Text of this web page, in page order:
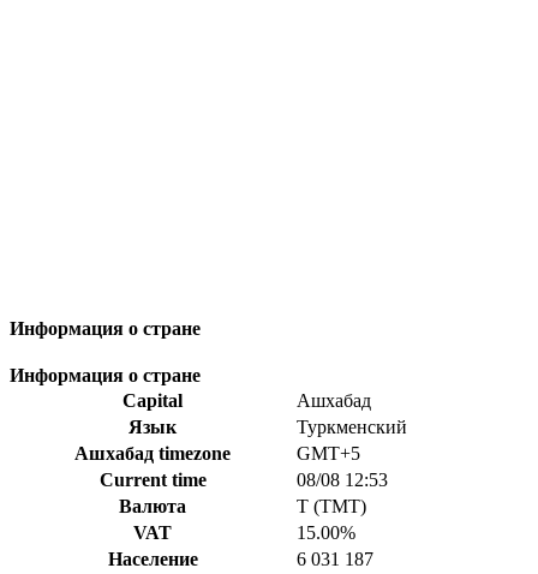
Информация о стране
Информация о стране
Capital
Ашхабад
Язык
Туркменский
Ашхабад timezone
GMT+5
Current time
08/08 12:53
Валюта
T (TMT)
VAT
15.00%
Население
6 031 187